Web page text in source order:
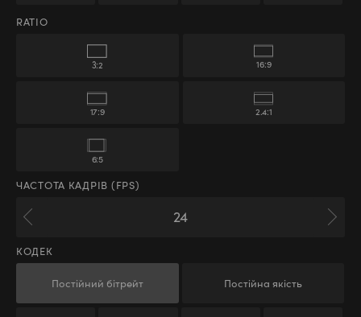
RATIO
3:2 16:9
17:9 2.4:1
6:5
ЧАСТОТА КАДРІВ (FPS)
КОДЕК
Постійний бітрейт Постійна якість